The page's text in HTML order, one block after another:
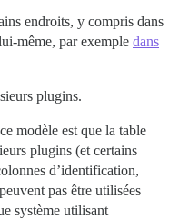
endroits, y compris dans
même, par exemple dans
plugins.
modèle est que la table
plugins (et certains
d’identification,
pas être utilisées
système utilisant